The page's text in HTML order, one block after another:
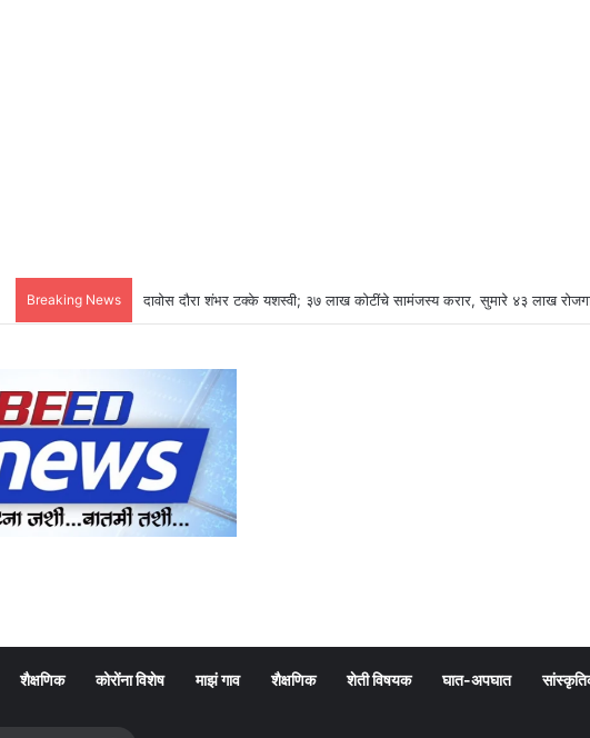
Breaking News दावोस दौरा शंभर टक्के यशस्वी; ३७ लाख कोटींचे सामंजस्य करार, सुमारे ४३ लाख
शैक्षणिक कोरोंना विशेष माझं गाव शैक्षणिक शेती विषयक घात-अपघात